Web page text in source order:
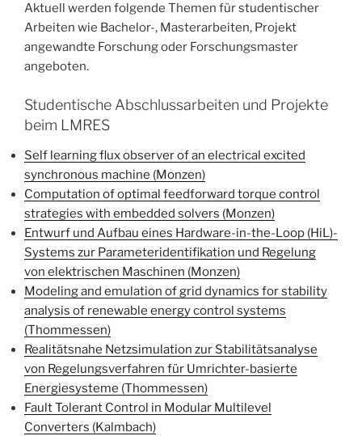
Aktuell werden folgende Themen für studentischer
Arbeiten wie Bachelor-, Masterarbeiten, Projekt
angewandte Forschung oder Forschungsmaster
angeboten.
Studentische Abschlussarbeiten und Projekte
beim LMRES
Self learning flux observer of an electrical excited
synchronous machine (Monzen)
Computation of optimal feedforward torque control
strategies with embedded solvers (Monzen)
Entwurf und Aufbau eines Hardware-in-the-Loop (HiL)-
Systems zur Parameteridentifikation und Regelung
von elektrischen Maschinen (Monzen)
Modeling and emulation of grid dynamics for stability
analysis of renewable energy control systems
(Thommessen)
Realitätsnahe Netzsimulation zur Stabilitätsanalyse
von Regelungsverfahren für Umrichter-basierte
Energiesysteme (Thommessen)
Fault Tolerant Control in Modular Multilevel
Converters (Kalmbach)